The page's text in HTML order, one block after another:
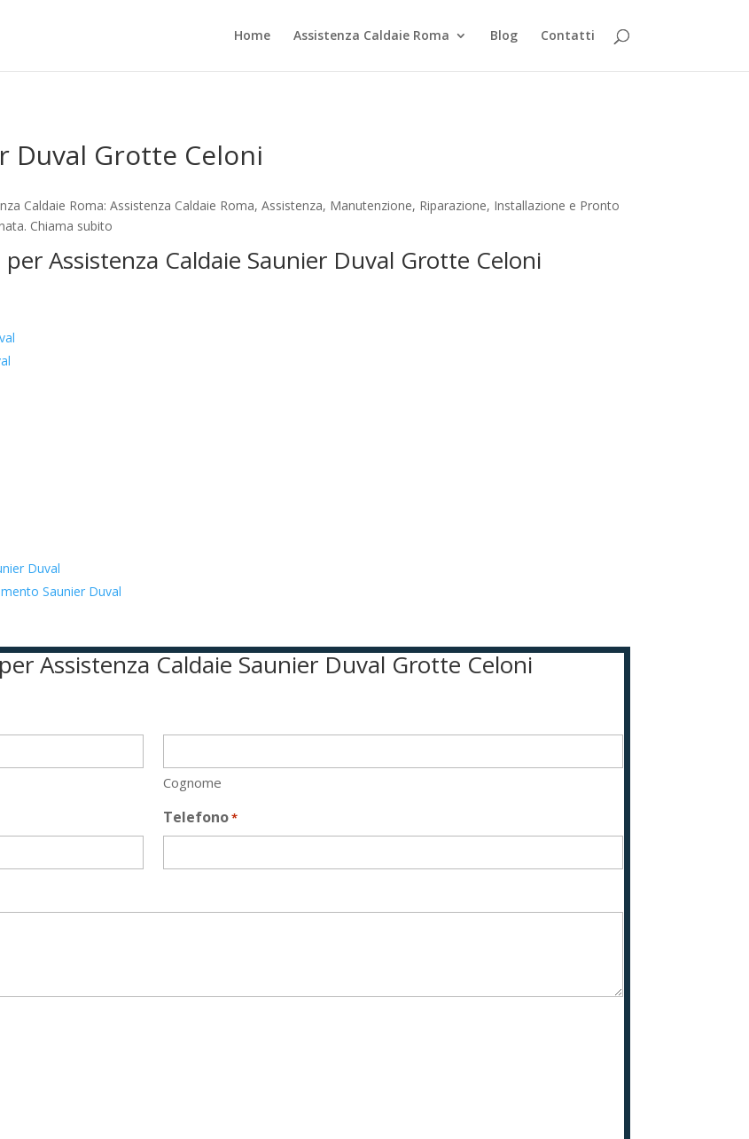
Home Assistenza Caldaie Roma Blog Contatti
Duval Grotte Celoni
Caldaie Roma: Assistenza Caldaie Roma, Assistenza, Manutenzione, Riparazione, Installazione e Pronto
Chiama subito
Assistenza Caldaie Saunier Duval Grotte Celoni
Duval
Saunier Duval
Assistenza Caldaie Saunier Duval Grotte Celoni
Cognome
Telefono*